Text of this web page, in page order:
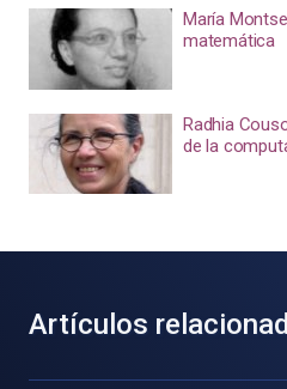
María
matemática
Radhia
de la
Artículos